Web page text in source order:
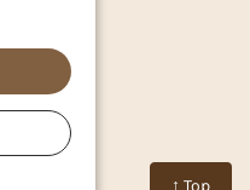
↑ Top